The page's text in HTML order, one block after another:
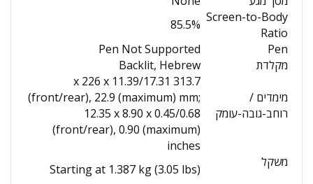
Screen-to-Body
Ratio
85.5%
Pen
Pen Not Supported
מקלדת
Backlit, Hebrew
מימדים /
רוחב-גובה-עומק
313.7 x 226 x 11.39/17.31
(front/rear), 22.9 (maximum) mm;
12.35 x 8.90 x 0.45/0.68
(front/rear), 0.90 (maximum)
inches
משקל
Starting at 1.387 kg (3.05 lbs)